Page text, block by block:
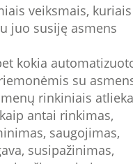
veiksmais,
juo susiję asmens
kokia
su
rinkiniais
antai rinkimas,
saugojimas,
susipažinimas,